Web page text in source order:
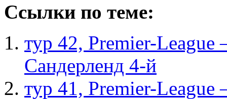
Ссылки по теме:
тур 42, Рremier-
Сандерленд 4-й
тур 41, Рremier-